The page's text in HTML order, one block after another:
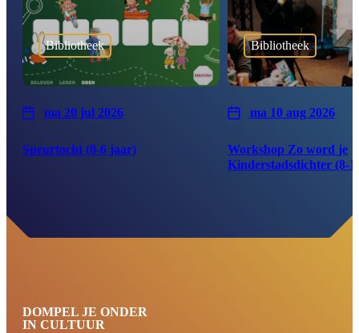
Bibliotheek
ma 20 jul 2026
Speurtocht (0-6 jaar)
Bibliotheek
ma 10 aug 2026
Workshop Zo word je
Kinderstadsdichter (8-
DOMPEL JE ONDER
IN CULTUUR